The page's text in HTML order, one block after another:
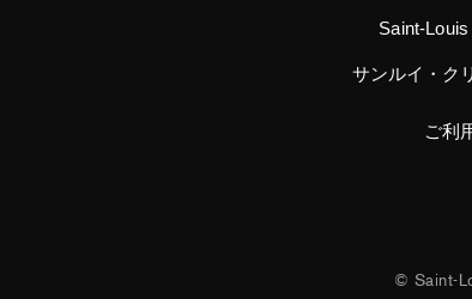
Saint-
サンルイ・ク
ご利
© Saint-